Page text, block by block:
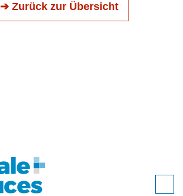
➔ Zurück zur Übersicht